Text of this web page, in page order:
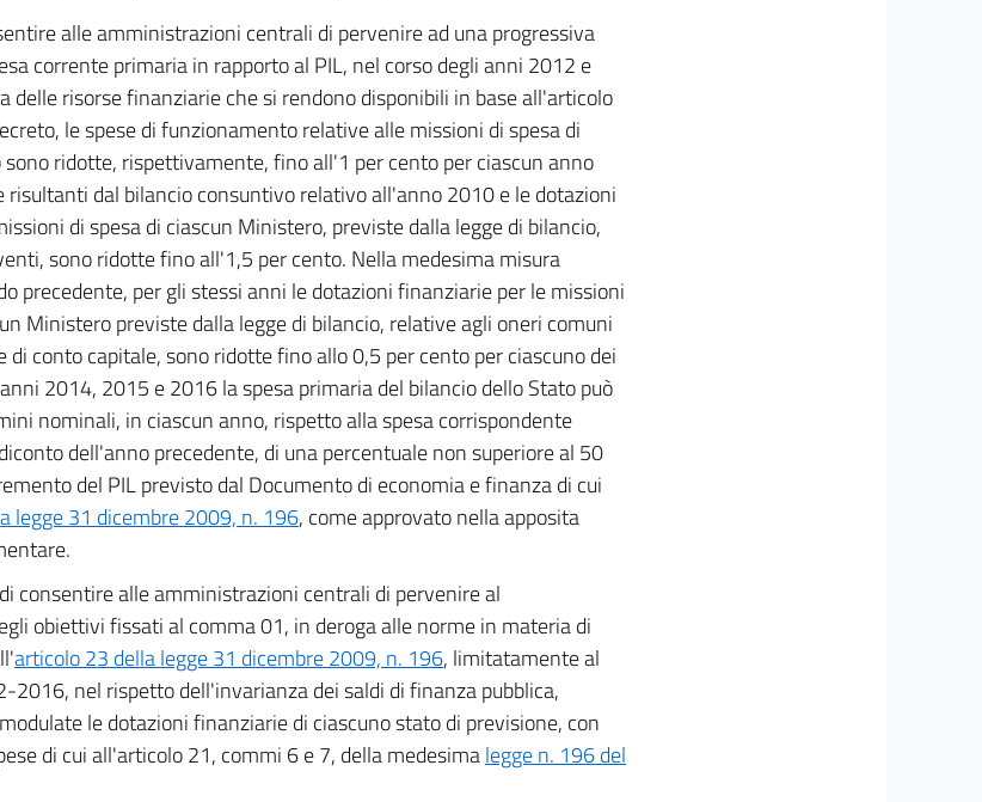
alle amministrazioni centrali di pervenire ad una progressiva
corrente primaria in rapporto al PIL, nel corso degli anni 2012 e
delle risorse finanziarie che si rendono disponibili in base all'articolo
le spese di funzionamento relative alle missioni di spesa di
ridotte, rispettivamente, fino all'1 per cento per ciascun anno
risultanti dal bilancio consuntivo relativo all'anno 2010 e le dotazioni
di spesa di ciascun Ministero, previste dalla legge di bilancio,
sono ridotte fino all'1,5 per cento. Nella medesima misura
precedente, per gli stessi anni le dotazioni finanziarie per le missioni
Ministero previste dalla legge di bilancio, relative agli oneri comuni
di conto capitale, sono ridotte fino allo 0,5 per cento per ciascuno dei
2014, 2015 e 2016 la spesa primaria del bilancio dello Stato può
nominali, in ciascun anno, rispetto alla spesa corrispondente
dell'anno precedente, di una percentuale non superiore al 50
del PIL previsto dal Documento di economia e finanza di cui
legge 31 dicembre 2009, n. 196, come approvato nella apposita
consentire alle amministrazioni centrali di pervenire al
obiettivi fissati al comma 01, in deroga alle norme in materia di
articolo 23 della legge 31 dicembre 2009, n. 196, limitatamente al
2016, nel rispetto dell'invarianza dei saldi di finanza pubblica,
le dotazioni finanziarie di ciascuno stato di previsione, con
di cui all'articolo 21, commi 6 e 7, della medesimalegge n. 196 del